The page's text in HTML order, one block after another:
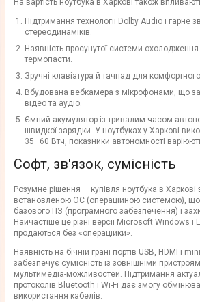
На вартість ноутбука в Харкові також
Підтримання технології Dolby Audio і гарне
стереодинаміків.
Наявність просунутої системи
термопасти.
Зручні клавіатура й тачпад для
Вбудована вебкамера з мікрофонами, що
відео та аудіо.
Ємний акумулятор із тривалим часом
швидкої зарядки. У ноутбуках у Харкові
35–60 Втч, показники автономності
Софт, зв'язок, сумісність
Розумне рішення — купівля ноутбука в
встановленою ОС (операційною системою), що
базового ПЗ (програмного забезпечення) і
Найчастіше це різні версії Microsoft Windows і
продаються без «операційки».
Наявність на бічній грані портів USB, HDMI і
забезпечує сумісність із зовнішніми
мультимедіа-можливостей. Підтримання
протоколів Bluetooth і Wi-Fi дає змогу
використання кабелів.